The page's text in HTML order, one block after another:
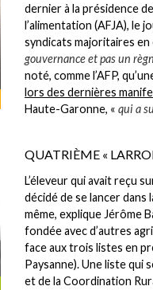
dernier à la présidence
l’alimentation (AFJA), le
syndicats majoritaires en
gouvernance et pas un
noté, comme l’AFP,
lors des dernières
Haute-Garonne, « qui a
QUATRIÈME «
L’éleveur qui avait reçu
décidé de se lancer dans
même, explique Jérôme
fondée avec d’autres
face aux trois listes en
Paysanne). Une liste qui
et de la Coordination